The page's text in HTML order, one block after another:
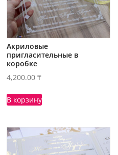
Акриловые
пригласительные в
коробке
4,200.00₸
В корзину